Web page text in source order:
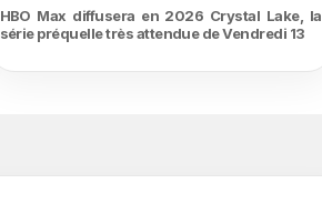
HBO Max diffusera en 2026 Crystal Lake, la
série préquelle très attendue de Vendredi 13